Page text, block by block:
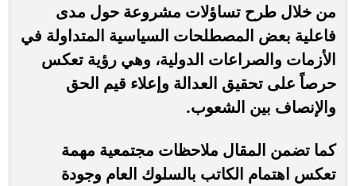
من خلال طرح تساؤلات مشروعة حول مدى
فاعلية بعض المصطلحات السياسية المتداولة في
الأزمات والصراعات الدولية، وهي رؤية تعكس
حرصاً على تحقيق العدالة وإعلاء قيم الحق
والإنصاف بين الشعوب.
كما تضمن المقال ملاحظات مجتمعية مهمة
تعكس اهتمام الكاتب بالسلوك العام وجودة